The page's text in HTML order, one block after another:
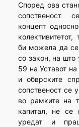
Според ова
сопственост
концепт
би можела да се
со закон, на што
59 на Уставот
и обврските
сопственост се
во рамките на
капитал, не
уредат и